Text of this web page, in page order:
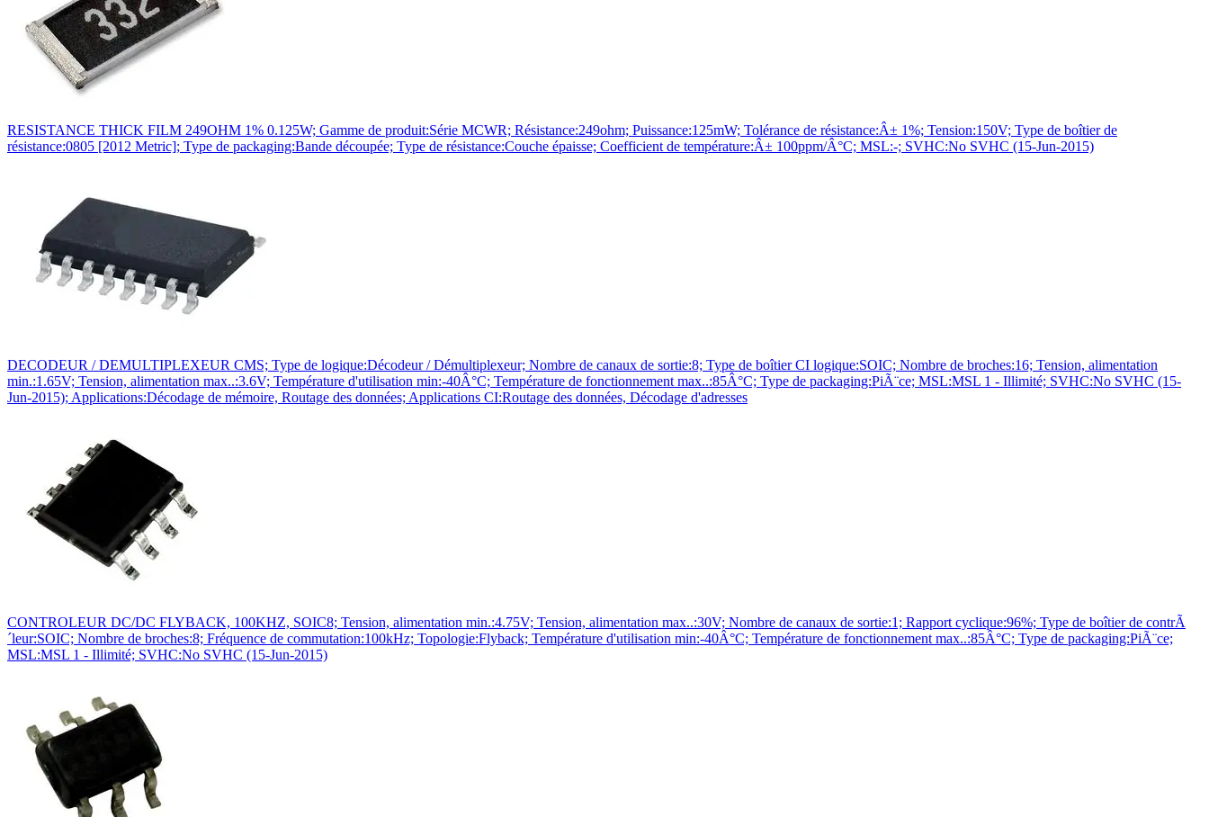
RESISTANCE THICK FILM 249OHM 1% 0.125W; Gamme de produit:Série MCWR; Résistance:249ohm; Puissance:125mW; Tolérance de résistance:Â± 1%; Tension:150V; Type de boîtier de
résistance:0805 [2012 Metric]; Type de packaging:Bande découpée; Type de résistance:Couche épaisse; Coefficient de température:Â± 100ppm/Â°C; MSL:-; SVHC:No SVHC (15-Jun-2015)
DECODEUR / DEMULTIPLEXEUR CMS; Type de logique:Décodeur / Démultiplexeur; Nombre de canaux de sortie:8; Type de boîtier CI logique:SOIC; Nombre de broches:16; Tension, alimentation
min.:1.65V; Tension, alimentation max..:3.6V; Température d'utilisation min:-40Â°C; Température de fonctionnement max..:85Â°C; Type de packaging:PiÃ¨ce; MSL:MSL 1 - Illimité; SVHC:No SVHC (15-
Jun-2015); Applications:Décodage de mémoire, Routage des données; Applications CI:Routage des données, Décodage d'adresses
CONTROLEUR DC/DC FLYBACK, 100KHZ, SOIC8; Tension, alimentation min.:4.75V; Tension, alimentation max..:30V; Nombre de canaux de sortie:1; Rapport cyclique:96%; Type de boîtier de contrÃ
´leur:SOIC; Nombre de broches:8; Fréquence de commutation:100kHz; Topologie:Flyback; Température d'utilisation min:-40Â°C; Température de fonctionnement max..:85Â°C; Type de packaging:PiÃ¨ce;
MSL:MSL 1 - Illimité; SVHC:No SVHC (15-Jun-2015)